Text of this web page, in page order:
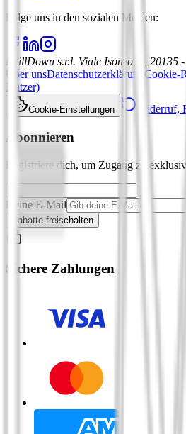
Folge uns in den sozialen Medien:
DrillDown s.r.l. Viale Isonzo, 8, 20135
Über unsDatenschutzerklärung Cookie-
Nutzer)
Cookie-Einstellungen Widerruf,
Abonnieren
Registriere dich, um Zugang zu
Deine E-Mail
Rabatte freischalten
Sichere Zahlungen